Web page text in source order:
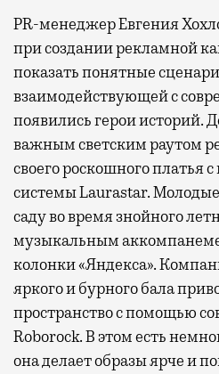
PR-менеджер Евгения
при создании рекламной
показать понятные
взаимодействующей с
появились герои историй.
важным светским раутом
своего роскошного платья
системы Laurastar.
саду во время знойного
музыкальным
колонки «Яндекса».
яркого и бурного бала
пространство с помощью
Roborock. В этом есть
она делает образы ярче и